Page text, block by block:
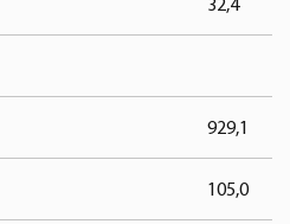
929,1
105,0